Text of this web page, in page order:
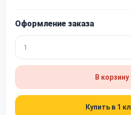
Оформление заказа
В корзину
Купить в 1